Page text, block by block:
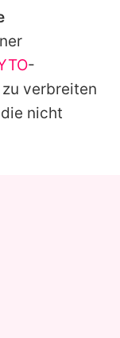
-
verbreiten
nicht